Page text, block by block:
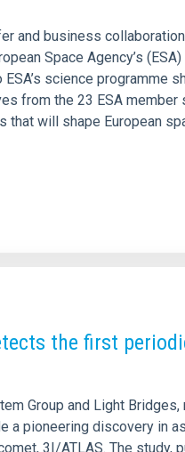
and business
Space Agency’s
science programme
from the 23 ESA
will shape European
the first
Group and Light
a pioneering discovery in
3I/ATLAS. The study,